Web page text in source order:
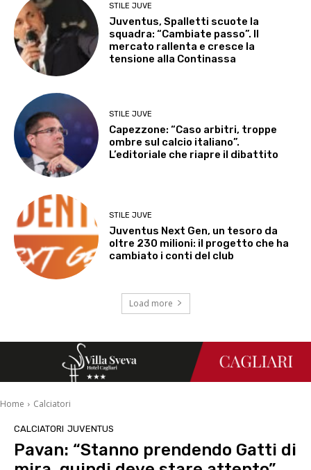
STILE JUVE
Juventus, Spalletti scuote la
squadra: “Cambiate passo”. Il
mercato rallenta e cresce la
tensione alla Continassa
STILE JUVE
Capezzone: “Caso arbitri, troppe
ombre sul calcio italiano”.
L’editoriale che riapre il dibattito
STILE JUVE
Juventus Next Gen, un tesoro da
oltre 230 milioni: il progetto che ha
cambiato i conti del club
Load more